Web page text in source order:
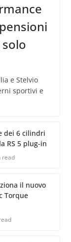
e Stelvio
sportivi e
dei 6 cilindri
RS 5 plug-in
read
il nuovo
Torque